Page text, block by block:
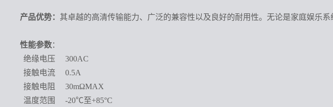
产品优势： 其卓越的高清传输能力、广泛的兼容性以及良好的耐用性。无论是家庭娱乐
性能参数：
绝缘电压
300AC
接触电流
0.5A
接触电阻
30mΩMAX
温度范围
-20℃至+85°C